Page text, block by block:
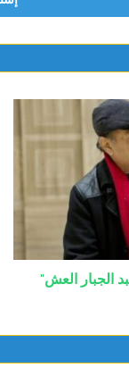
الجبار العش"